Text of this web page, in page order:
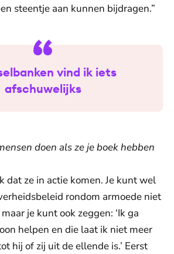
steentje aan kunnen bijdragen.”
vind ik iets
afschuwelijks
doen als ze je boek hebben
dat ze in actie komen. Je kunt wel
rondom armoede niet
je kunt ook zeggen: ‘Ik ga
helpen en die laat ik niet meer
hij of zij uit de ellende is.’ Eerst